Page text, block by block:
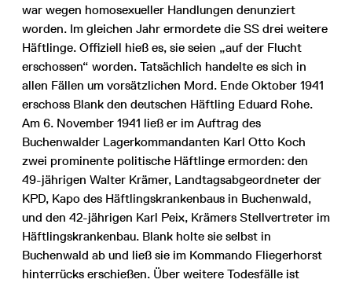
war wegen homosexueller Handlungen denunziert
worden. Im gleichen Jahr ermordete die SS drei weitere
Häftlinge. Offiziell hieß es, sie seien „auf der Flucht
erschossen“ worden. Tatsächlich handelte es sich in
allen Fällen um vorsätzlichen Mord. Ende Oktober 1941
erschoss Blank den deutschen Häftling Eduard Rohe.
Am 6. November 1941 ließ er im Auftrag des
Buchenwalder Lagerkommandanten Karl Otto Koch
zwei prominente politische Häftlinge ermorden: den
49-jährigen Walter Krämer, Landtagsabgeordneter der
KPD, Kapo des Häftlingskrankenbaus in Buchenwald,
und den 42-jährigen Karl Peix, Krämers Stellvertreter im
Häftlingskrankenbau. Blank holte sie selbst in
Buchenwald ab und ließ sie im Kommando Fliegerhorst
hinterrücks erschießen. Über weitere Todesfälle ist